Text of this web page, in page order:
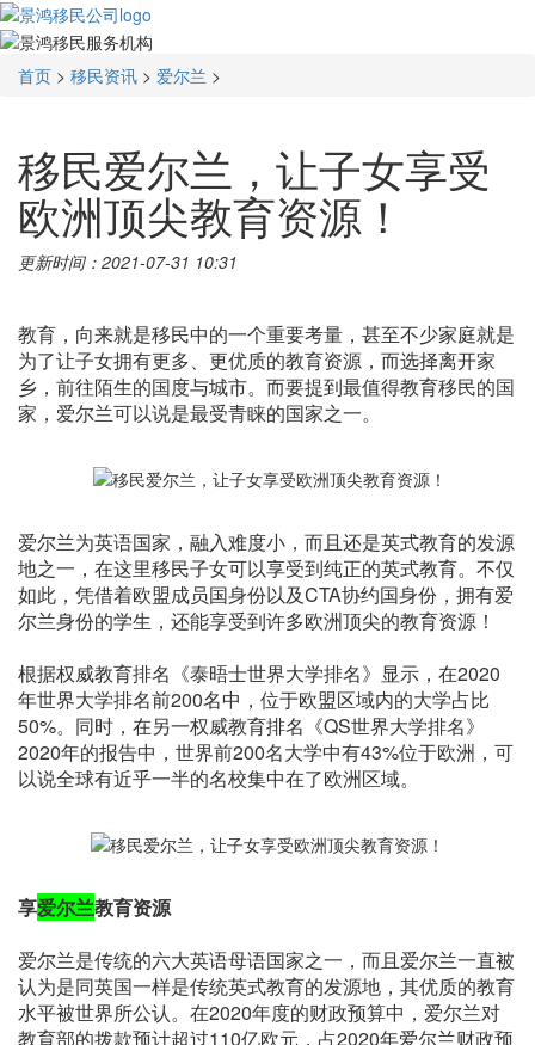
首页 > 移民资讯 > 爱尔兰 >
移民爱尔兰，让子女享受
欧洲顶尖教育资源！
更新时间：2021-07-31 10:31
教育，向来就是移民中的一个重要考量，甚至不少家庭就是
为了让子女拥有更多、更优质的教育资源，而选择离开家
乡，前往陌生的国度与城市。而要提到最值得教育移民的国
家，爱尔兰可以说是最受青睐的国家之一。
爱尔兰为英语国家，融入难度小，而且还是英式教育的发源
地之一，在这里移民子女可以享受到纯正的英式教育。不仅
如此，凭借着欧盟成员国身份以及CTA协约国身份，拥有爱
尔兰身份的学生，还能享受到许多欧洲顶尖的教育资源！
根据权威教育排名《泰晤士世界大学排名》显示，在2020
年世界大学排名前200名中，位于欧盟区域内的大学占比
50%。同时，在另一权威教育排名《QS世界大学排名》
2020年的报告中，世界前200名大学中有43%位于欧洲，可
以说全球有近乎一半的名校集中在了欧洲区域。
享爱尔兰教育资源
爱尔兰是传统的六大英语母语国家之一，而且爱尔兰一直被
认为是同英国一样是传统英式教育的发源地，其优质的教育
水平被世界所公认。在2020年度的财政预算中，爱尔兰对
教育部的拨款预计超过110亿欧元，占2020年爱尔兰财政预